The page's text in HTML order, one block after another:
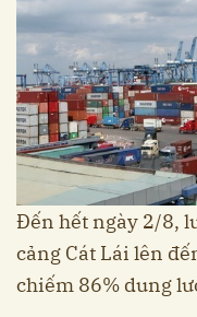
Đến hết ngày 2/8,
cảng Cát Lái lên
chiếm 86% dung